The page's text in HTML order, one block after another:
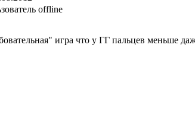
игра что у ГГ пальцев меньше